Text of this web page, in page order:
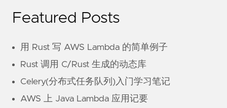
Featured Posts
用 Rust 写 AWS Lambda 的简单例子
Rust 调用 C/Rust 生成的动态库
Celery(分布式任务队列)入门学习笔记
AWS 上 Java Lambda 应用记要